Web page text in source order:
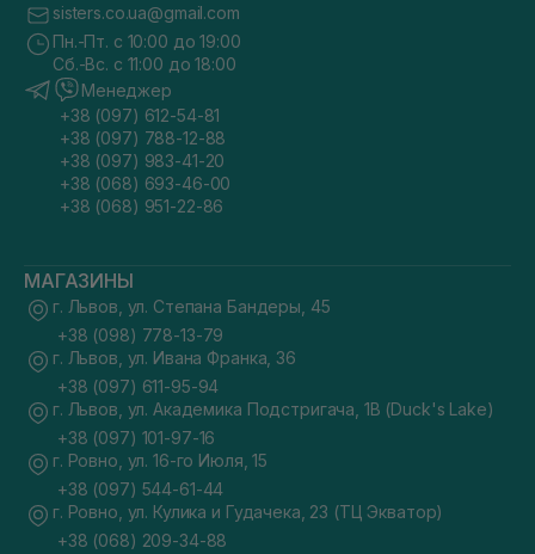
sisters.co.ua@gmail.com
Пн.-Пт. с 10:00 до 19:00
Сб.-Вс. с 11:00 до 18:00
Менеджер
+38 (097) 612-54-81
+38 (097) 788-12-88
+38 (097) 983-41-20
+38 (068) 693-46-00
+38 (068) 951-22-86
МАГАЗИНЫ
г. Львов, ул. Степана Бандеры, 45
+38 (098) 778-13-79
г. Львов, ул. Ивана Франка, 36
+38 (097) 611-95-94
г. Львов, ул. Академика Подстригача, 1В (Duck's Lake)
+38 (097) 101-97-16
г. Ровно, ул. 16-го Июля, 15
+38 (097) 544-61-44
г. Ровно, ул. Кулика и Гудачека, 23 (ТЦ Экватор)
+38 (068) 209-34-88